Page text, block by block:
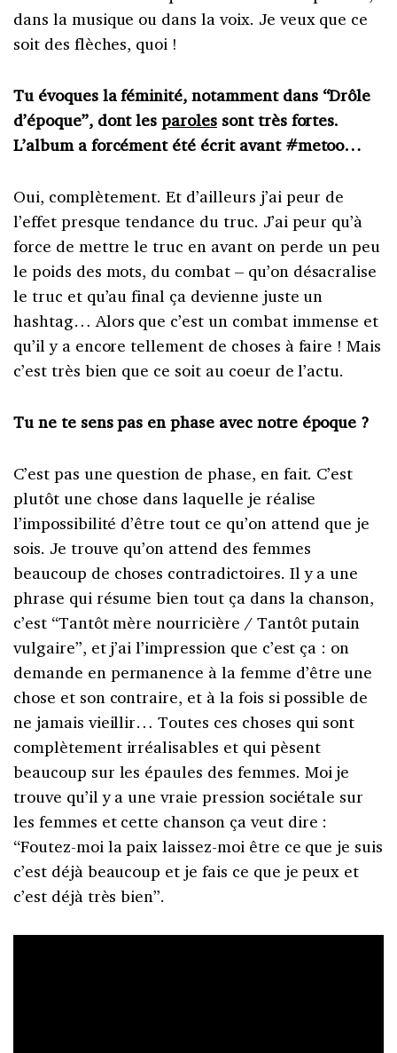
dans la musique ou dans la voix. Je veux que ce
soit des flèches, quoi !
Tu évoques la féminité, notamment dans “Drôle
d’époque”, dont lesparolessont très fortes.
L’album a forcément été écrit avant #metoo…
Oui, complètement. Et d’ailleurs j’ai peur de
l’effet presque tendance du truc. J’ai peur qu’à
force de mettre le truc en avant on perde un peu
le poids des mots, du combat – qu’on désacralise
le truc et qu’au final ça devienne juste un
hashtag… Alors que c’est un combat immense et
qu’il y a encore tellement de choses à faire ! Mais
c’est très bien que ce soit au coeur de l’actu.
Tu ne te sens pas en phase avec notre époque ?
C’est pas une question de phase, en fait. C’est
plutôt une chose dans laquelle je réalise
l’impossibilité d’être tout ce qu’on attend que je
sois. Je trouve qu’on attend des femmes
beaucoup de choses contradictoires. Il y a une
phrase qui résume bien tout ça dans la chanson,
c’est “Tantôt mère nourricière / Tantôt putain
vulgaire”, et j’ai l’impression que c’est ça : on
demande en permanence à la femme d’être une
chose et son contraire, et à la fois si possible de
ne jamais vieillir… Toutes ces choses qui sont
complètement irréalisables et qui pèsent
beaucoup sur les épaules des femmes. Moi je
trouve qu’il y a une vraie pression sociétale sur
les femmes et cette chanson ça veut dire :
“Foutez-moi la paix laissez-moi être ce que je suis
c’est déjà beaucoup et je fais ce que je peux et
c’est déjà très bien”.